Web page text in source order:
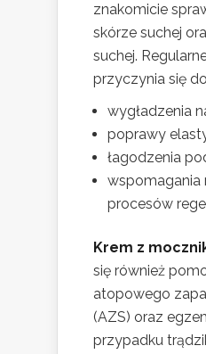
znakomicie
skórze suchej
suchej.
przyczynia się
wygładzenia
poprawy
łagodzenia
wspomagania
procesów
Krem z
się również
atopowego
(AZS) oraz
przypadku